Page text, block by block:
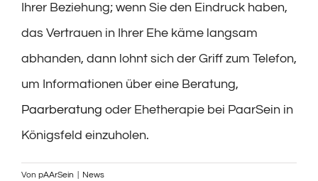
Ihrer Beziehung; wenn Sie den Eindruck haben,
das Vertrauen in Ihrer Ehe käme langsam
abhanden, dann lohnt sich der Griff zum Telefon,
um Informationen über eine Beratung,
Paarberatung oder Ehetherapie bei PaarSein in
Königsfeld einzuholen.
Von pAArSein News